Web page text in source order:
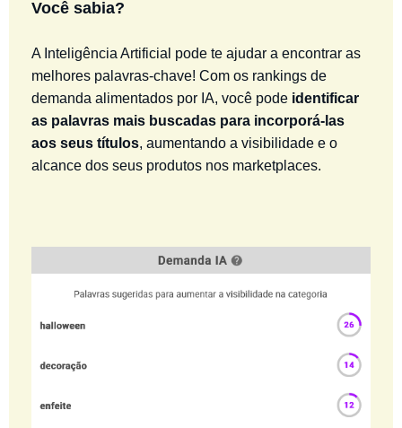
Você sabia?
A Inteligência Artificial pode te ajudar a encontrar as
melhores palavras-chave! Com os rankings de
demanda alimentados por IA, você pode identificar
as palavras mais buscadas para incorporá-las
aos seus títulos, aumentando a visibilidade e o
alcance dos seus produtos nos marketplaces.